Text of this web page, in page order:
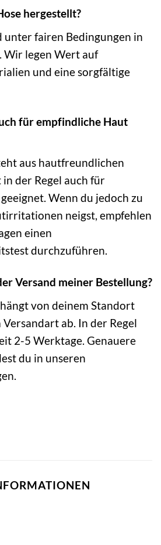
hergestellt?
unter fairen Bedingungen in
Wir legen Wert auf
und eine sorgfältige
für empfindliche Haut
aus hautfreundlichen
der Regel auch für
Wenn du jedoch zu
neigst, empfehlen
einen
durchzuführen.
Versand meiner Bestellung?
von deinem Standort
ab. In der Regel
2-5 Werktage. Genauere
du in unseren